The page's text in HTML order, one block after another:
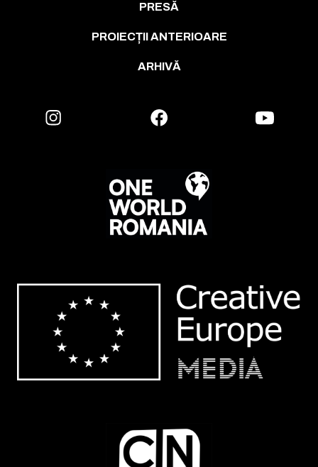
PRESĂ
PROIECȚII ANTERIOARE
ARHIVĂ